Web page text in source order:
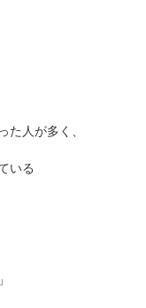
た人が多く、
いる